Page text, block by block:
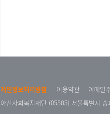
개인정보처리방침 이용약관
이메일
아산사회복지재단 (05505) 서울특별시